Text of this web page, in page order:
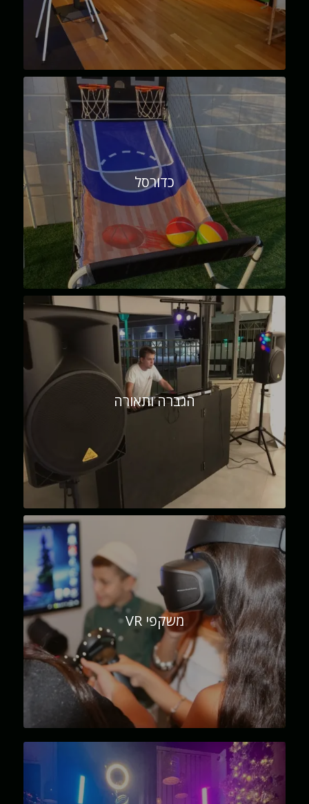
כדורסל
הגברה ותאורה
משקפי VR